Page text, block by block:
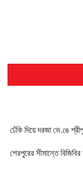
ঢেঁকি দিয়ে দরজা ভে.ঙে
শেরপুরের সীমান্তে